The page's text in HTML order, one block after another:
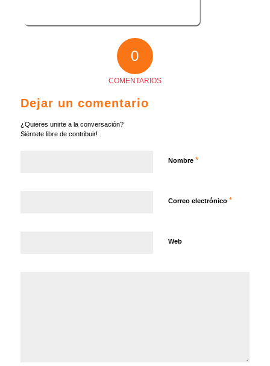
0
COMENTARIOS
Dejar un comentario
¿Quieres unirte a la conversación?
Siéntete libre de contribuir!
Nombre *
Correo electrónico *
Web